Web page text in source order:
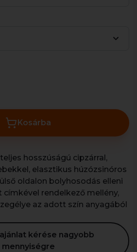
Kosárba
hosszúságú cipzárral,
elasztikus húzózsinóros
oldalon bolyhosodás elleni
címkével rendelkező mellény,
az adott szín anyagából
kérése nagyobb
mennyiségre